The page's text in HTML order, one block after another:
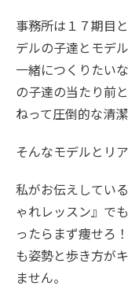
事務所は１７期目
デルの子達とモデ
一緒につくりたい
の子達の当たり前
ねって圧倒的な清
そんなモデルとリ
私がお伝えしてい
ゃれレッスン』で
ったらまず痩せろ
も姿勢と歩き方が
ません。